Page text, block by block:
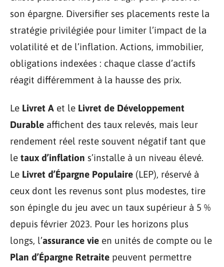
son épargne. Diversifier ses placements reste la
stratégie privilégiée pour limiter l’impact de la
volatilité et de l’inflation. Actions, immobilier,
obligations indexées : chaque classe d’actifs
réagit différemment à la hausse des prix.
Le Livret A et le Livret de Développement
Durable affichent des taux relevés, mais leur
rendement réel reste souvent négatif tant que
le taux d’inflation s’installe à un niveau élevé.
Le Livret d’Épargne Populaire (LEP), réservé à
ceux dont les revenus sont plus modestes, tire
son épingle du jeu avec un taux supérieur à 5 %
depuis février 2023. Pour les horizons plus
longs, l’assurance vie en unités de compte ou le
Plan d’Épargne Retraite peuvent permettre